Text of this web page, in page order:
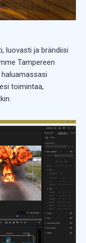
luovasti ja brändiisi
Tampereen
toimintaa,